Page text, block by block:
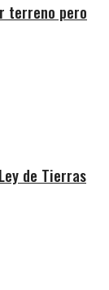
terreno pero
de Tierras